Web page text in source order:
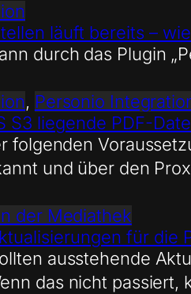
läuft bereits –
durch das Plugin
, Personio
S3 liegende PDF-
folgenden
und über den
der Mediathek
für die
ausstehende
das nicht